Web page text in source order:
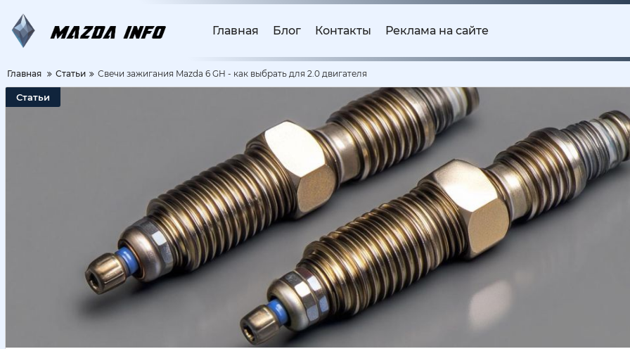
Главная Блог Контакты Реклама на сайте
Главная Статьи Свечи зажигания Mazda 6 GH - как выбрать для 2.0 двигателя
Статьи